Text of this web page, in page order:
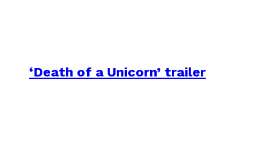
‘Death of a Unicorn’ trailer